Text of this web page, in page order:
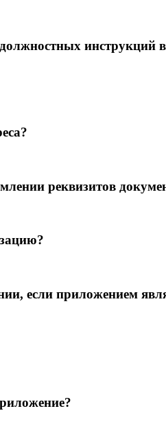
инструкций
реквизитов
если приложением